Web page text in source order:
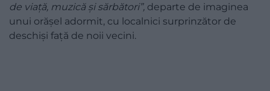
de viață, muzică și sărbători”, departe de imaginea
unui orășel adormit, cu localnici surprinzător de
deschiși față de noii vecini.